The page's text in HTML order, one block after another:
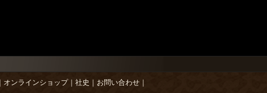
オンラインショップ｜ 社史 お問い合わせ｜